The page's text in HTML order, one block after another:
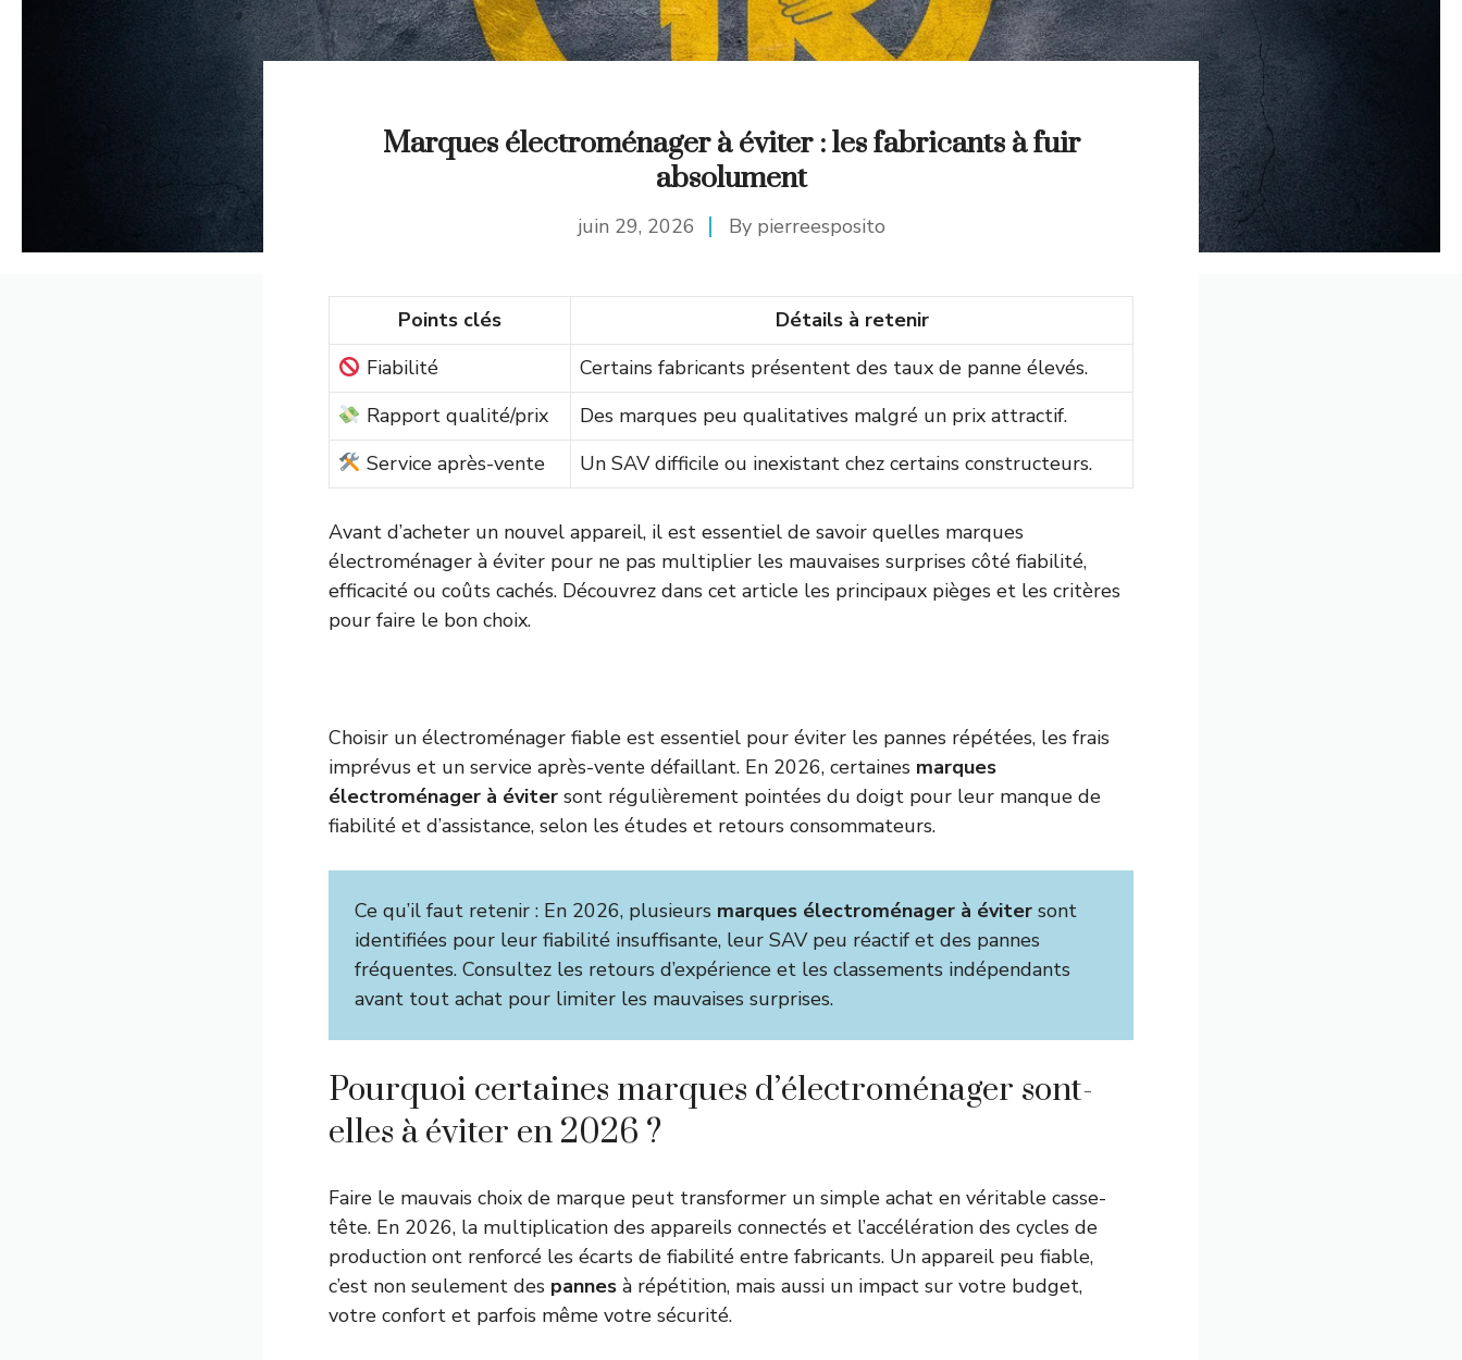
Marques électroménager à éviter : les fabricants à fuir
absolument
juin 29, 2026 By pierreesposito
Points clés
Détails à retenir
Fiabilité
Certains fabricants présentent des taux de panne élevés.
Rapport qualité/prix
Des marques peu qualitatives malgré un prix attractif.
Service après-vente
Un SAV difficile ou inexistant chez certains constructeurs.
Avant d’acheter un nouvel appareil, il est essentiel de savoir quelles marques
électroménager à éviter pour ne pas multiplier les mauvaises surprises côté fiabilité,
efficacité ou coûts cachés. Découvrez dans cet article les principaux pièges et les critères
pour faire le bon choix.
Choisir un électroménager fiable est essentiel pour éviter les pannes répétées, les frais
imprévus et un service après-vente défaillant. En 2026, certaines marques
électroménager à éviter sont régulièrement pointées du doigt pour leur manque de
fiabilité et d’assistance, selon les études et retours consommateurs.
Ce qu’il faut retenir : En 2026, plusieurs marques électroménager à éviter sont
identifiées pour leur fiabilité insuffisante, leur SAV peu réactif et des pannes
fréquentes. Consultez les retours d’expérience et les classements indépendants
avant tout achat pour limiter les mauvaises surprises.
Pourquoi certaines marques d’électroménager sont-
elles à éviter en 2026 ?
Faire le mauvais choix de marque peut transformer un simple achat en véritable casse-
tête. En 2026, la multiplication des appareils connectés et l’accélération des cycles de
production ont renforcé les écarts de fiabilité entre fabricants. Un appareil peu fiable,
c’est non seulement des pannes à répétition, mais aussi un impact sur votre budget,
votre confort et parfois même votre sécurité.